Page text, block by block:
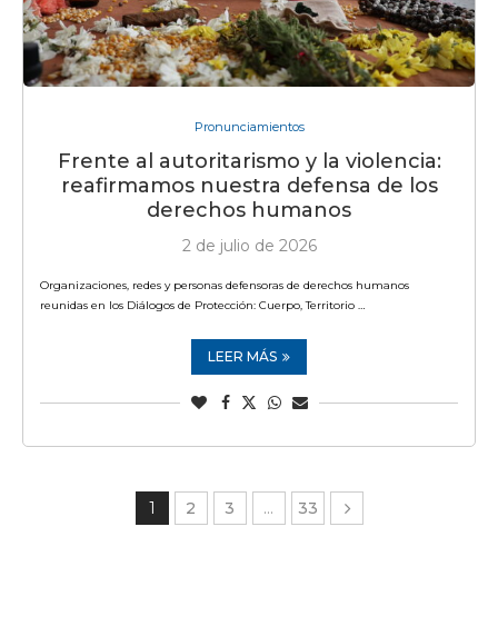
Pronunciamientos
Frente al autoritarismo y la violencia:
reafirmamos nuestra defensa de los
derechos humanos
2 de julio de 2026
Organizaciones, redes y personas defensoras de derechos humanos
reunidas en los Diálogos de Protección: Cuerpo, Territorio …
LEER MÁS
1 2 3 … 33